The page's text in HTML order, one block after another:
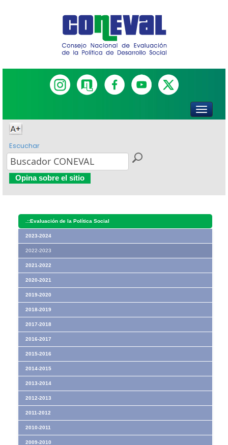
Escuchar
Opina sobre el sitio
.::Evaluación de la Política Social
2023-2024
2022-2023
2021-2022
2020-2021
2019-2020
2018-2019
2017-2018
2016-2017
2015-2016
2014-2015
2013-2014
2012-2013
2011-2012
2010-2011
2009-2010